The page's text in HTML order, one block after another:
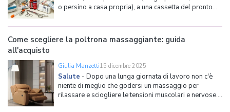
o persino a casa propria), a una cassetta del pronto
medici e farmaci di base, essa rappresenta
un'importante misura di sicurezza che può davvero a
Come scegliere la poltrona massaggiante: guida
all'acquisto
Giulia Manzetti15 dicembre 2025
Salute - Dopo una lunga giornata di lavoro non c'è
niente di meglio che godersi un massaggio per
rilassare e sciogliere le tensioni muscolari e nervose. I